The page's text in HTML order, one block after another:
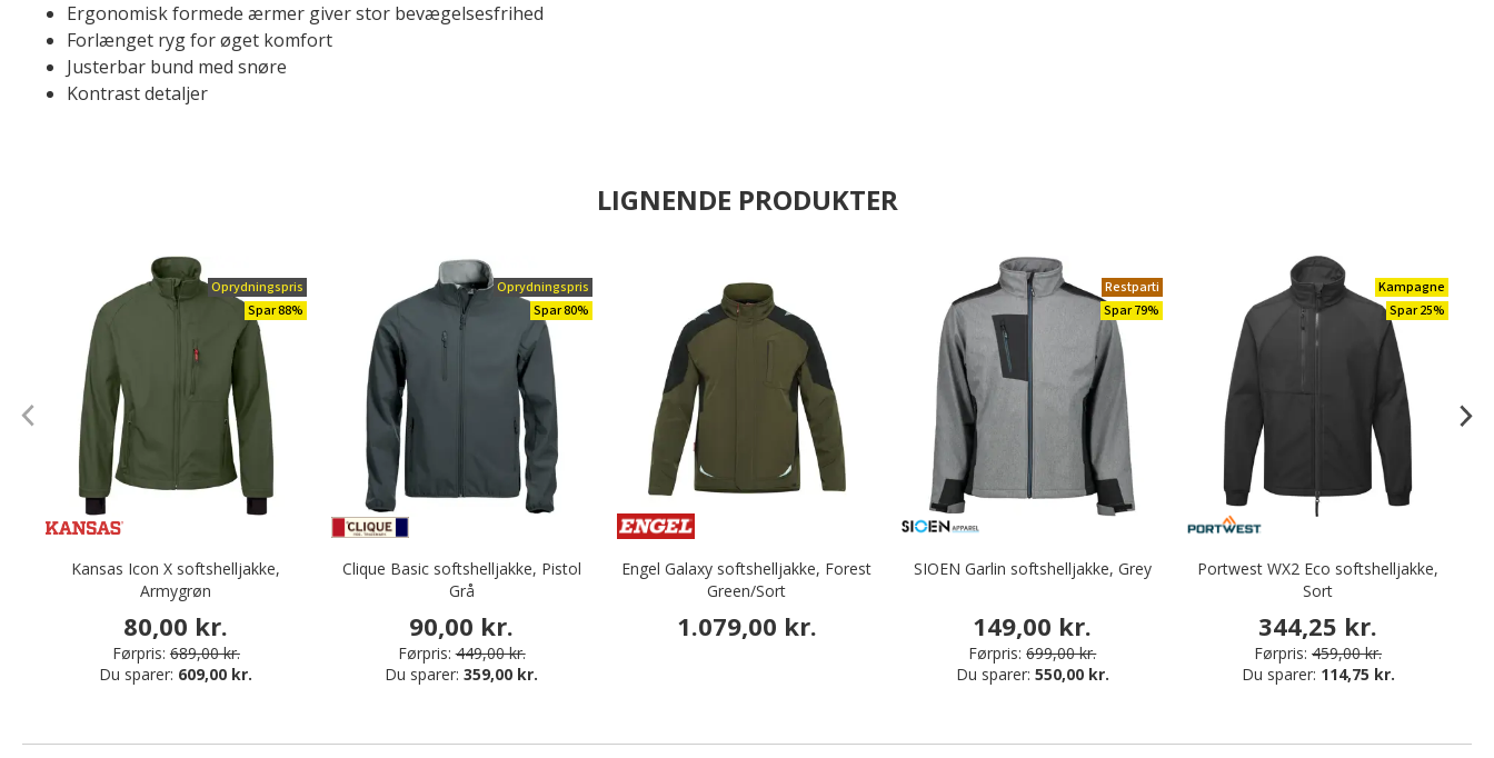
Ergonomisk formede ærmer giver stor bevægelsesfrihed
Forlænget ryg for øget komfort
Justerbar bund med snøre
Kontrast detaljer
LIGNENDE PRODUKTER
Oprydningspris
Spar 88%
Kansas Icon X softshelljakke,
Armygrøn
80,00 kr.
Førpris: 689,00 kr.
Du sparer: 609,00 kr.
Oprydningspris
Spar 80%
Clique Basic softshelljakke, Pistol
Grå
90,00 kr.
Førpris: 449,00 kr.
Du sparer:359,00 kr.
Engel Galaxy softshelljakke, Forest
Green/Sort
1.079,00 kr.
Restparti
Spar 79%
SIOEN Garlin softshelljakke, Grey
149,00 kr.
Førpris: 699,00 kr.
Du sparer: 550,00 kr.
Kampagne
Spar 25%
Portwest WX2 Eco softshelljakke,
Sort
344,25 kr.
Førpris: 459,00 kr.
Du sparer: 114,75 kr.